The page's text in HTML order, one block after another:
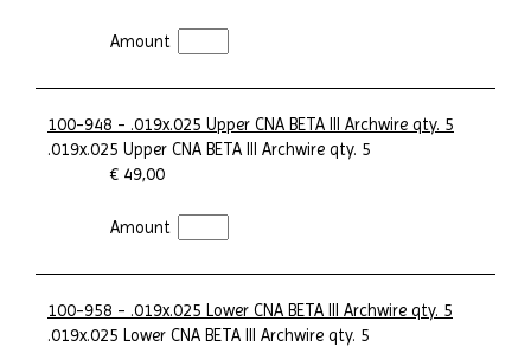
Amount
100-948 - .019x.025 Upper CNA BETA III Archwire qty. 5
.019x.025 Upper CNA BETA III Archwire qty. 5
€ 49,00
Amount
100-958 - .019x.025 Lower CNA BETA III Archwire qty. 5
.019x.025 Lower CNA BETA III Archwire qty. 5